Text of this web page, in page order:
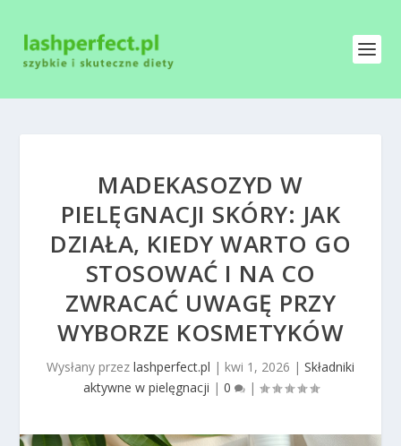
MADEKASOZYD W
PIELĘGNACJI SKÓRY: JAK
DZIAŁA, KIEDY WARTO GO
STOSOWAĆ I NA CO
ZWRACAĆ UWAGĘ PRZY
WYBORZE KOSMETYKÓW
Wysłany przez lashperfect.pl | kwi 1, 2026 | Składniki
aktywne w pielęgnacji | 0 |